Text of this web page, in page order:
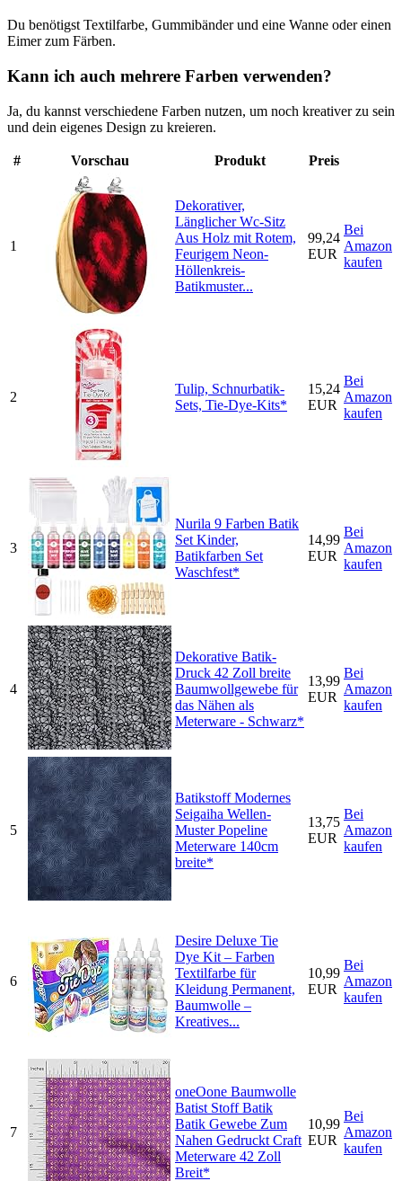
Du benötigst Textilfarbe, Gummibänder und eine Wanne oder einen
Eimer zum Färben.
Kann ich auch mehrere Farben verwenden?
Ja, du kannst verschiedene Farben nutzen, um noch kreativer zu sein
und dein eigenes Design zu kreieren.
# Vorschau Produkt Preis
1
Dekorativer,
Länglicher Wc-Sitz
Aus Holz mit Rotem,
Feurigem Neon-
Höllenkreis-
Batikmuster...
99,24
EUR
Bei
Amazon
kaufen
2
Tulip, Schnurbatik-
Sets, Tie-Dye-Kits*
15,24
EUR
Bei
Amazon
kaufen
3
Nurila 9 Farben Batik
Set Kinder,
Batikfarben Set
Waschfest*
14,99
EUR
Bei
Amazon
kaufen
4
Dekorative Batik-
Druck 42 Zoll breite
Baumwollgewebe für
das Nähen als
Meterware - Schwarz*
13,99
EUR
Bei
Amazon
kaufen
5
Batikstoff Modernes
Seigaiha Wellen-
Muster Popeline
Meterware 140cm
breite*
13,75
EUR
Bei
Amazon
kaufen
6
Desire Deluxe Tie
Dye Kit – Farben
Textilfarbe für
Kleidung Permanent,
Baumwolle –
Kreatives...
10,99
EUR
Bei
Amazon
kaufen
7
oneOone Baumwolle
Batist Stoff Batik
Batik Gewebe Zum
Nahen Gedruckt Craft
Meterware 42 Zoll
Breit*
10,99
EUR
Bei
Amazon
kaufen